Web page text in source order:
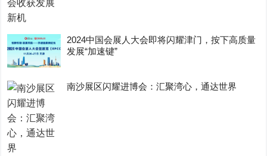
2024中国会展人大会即将闪耀津门，按下高质量
发展“加速键”
南沙展区闪耀进博会：汇聚湾心，通达世界